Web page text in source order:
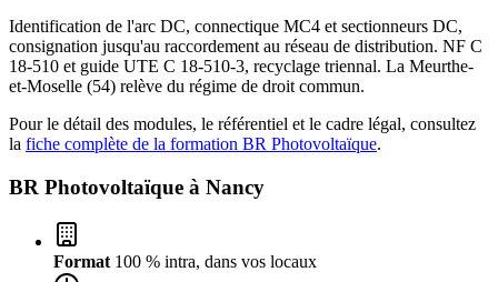
Identification de l'arc DC, connectique MC4 et sectionneurs DC,
consignation jusqu'au raccordement au réseau de distribution. NF C
18-510 et guide UTE C 18-510-3, recyclage triennal. La Meurthe-
et-Moselle (54) relève du régime de droit commun.
Pour le détail des modules, le référentiel et le cadre légal, consultez
la fiche complète de la formation BR Photovoltaïque.
BR Photovoltaïque à Nancy
Format 100 % intra, dans vos locaux